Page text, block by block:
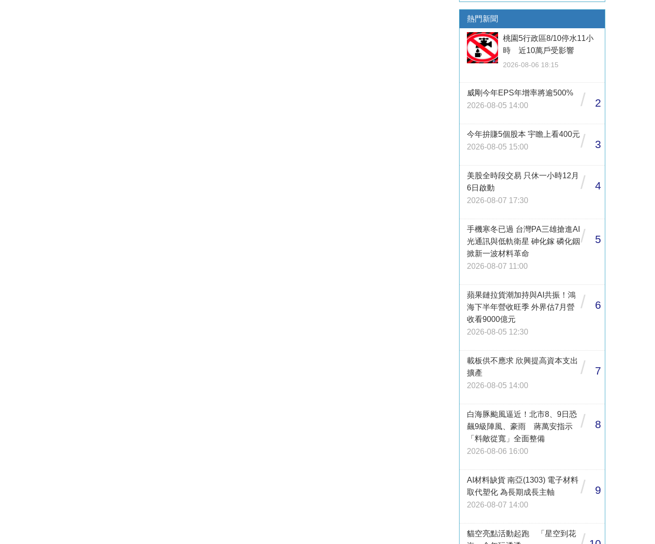
熱門新聞
桃園5行政區8/10停水11小
時 近10萬戶受影響
2026-08-06 18:15
威剛今年EPS年增率將逾500%
2026-08-05 14:00
/ 2
今年拚賺5個股本 宇瞻上看400元
2026-08-05 15:00
/ 3
美股全時段交易 只休一小時12月
6日啟動
2026-08-07 17:30
/ 4
手機寒冬已過 台灣PA三雄搶進AI
光通訊與低軌衛星 砷化鎵 磷化銦
掀新一波材料革命
2026-08-07 11:00
/ 5
蘋果鏈拉貨潮加持與AI共振！鴻
海下半年營收旺季 外界估7月營
收看9000億元
2026-08-05 12:30
/ 6
載板供不應求 欣興提高資本支出
擴產
2026-08-05 14:00
/ 7
白海豚颱風逼近！北市8、9日恐
飆9級陣風、豪雨 蔣萬安指示
「料敵從寬」全面整備
2026-08-06 16:00
/ 8
AI材料缺貨 南亞(1303) 電子材料
取代塑化 為長期成長主軸
2026-08-07 14:00
/ 9
貓空亮點活動起跑 「星空到花